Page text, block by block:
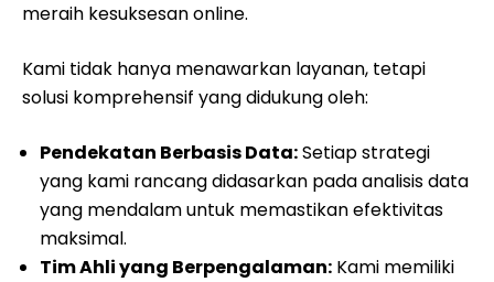
meraih kesuksesan online.
Kami tidak hanya menawarkan layanan, tetapi
solusi komprehensif yang didukung oleh:
Pendekatan Berbasis Data:Setiap strategi
yang kami rancang didasarkan pada analisis data
yang mendalam untuk memastikan efektivitas
maksimal.
Tim Ahli yang Berpengalaman: Kami memiliki